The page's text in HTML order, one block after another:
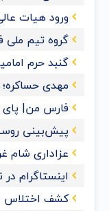
ورود هیات
گروه تیم ملی
گنبد حرم
مهدی
فارس من| پای
پیش‌بینی
عزاداری شام
اینستاگرام
کشف اختلاس ۲۰۰ میلیاردی یک کارمند خانم در تهران